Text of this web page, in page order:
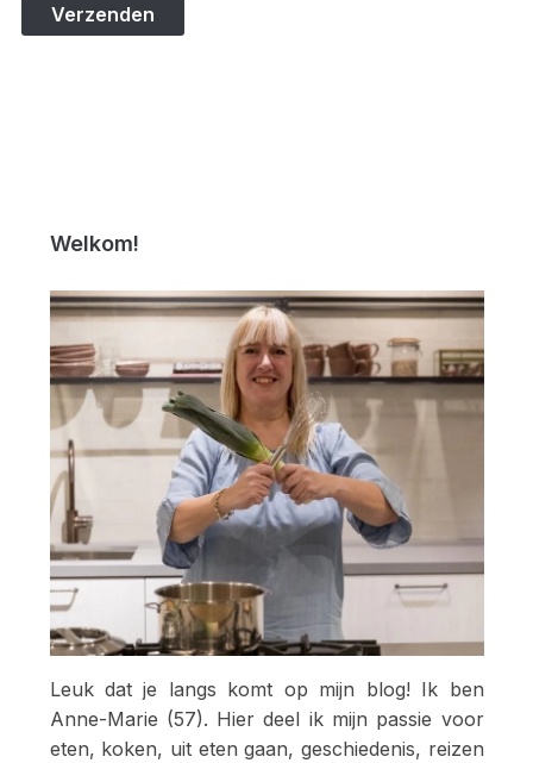
Welkom!
Leuk dat je langs komt op mijn blog! Ik ben
Anne-Marie (57). Hier deel ik mijn passie voor
eten, koken, uit eten gaan, geschiedenis, reizen